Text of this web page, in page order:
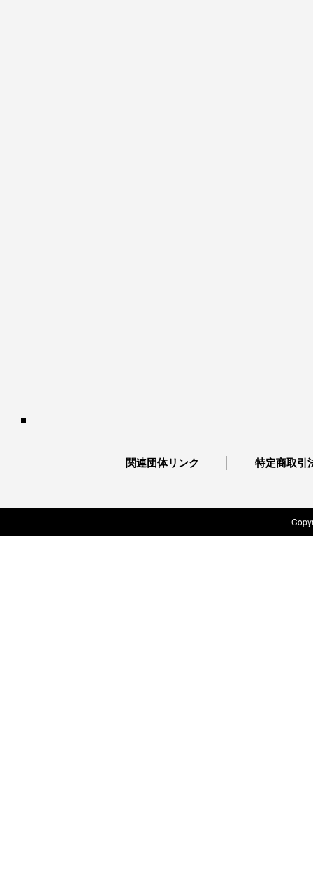
関連団体リンク 特定商取引